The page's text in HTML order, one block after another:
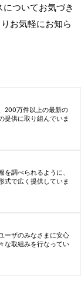
ついてお気づき
りお気軽にお知ら
200万件以上の最新の
提供に取り組んでいま
調べられるように、
式で広く提供していま
ーザのみなさまに安心
な取組みを行なってい